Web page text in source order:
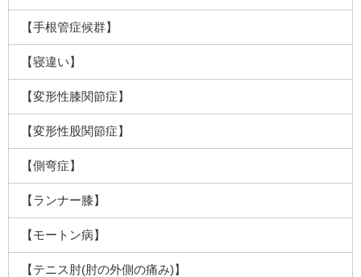
【手根管症候群】
【寝違い】
【変形性膝関節症】
【変形性股関節症】
【側弯症】
【ランナー膝】
【モートン病】
【テニス肘(肘の外側の痛み)】